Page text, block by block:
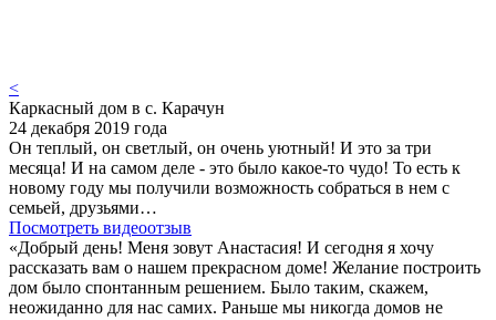
<
Каркасный дом в с. Карачун
24 декабря 2019 года
Он теплый, он светлый, он очень уютный! И это за три
месяца! И на самом деле - это было какое-то чудо! То есть к
новому году мы получили возможность собраться в нем с
семьей, друзьями…
Посмотреть видеоотзыв
«Добрый день! Меня зовут Анастасия! И сегодня я хочу
рассказать вам о нашем прекрасном доме! Желание построить
дом было спонтанным решением. Было таким, скажем,
неожиданно для нас самих. Раньше мы никогда домов не